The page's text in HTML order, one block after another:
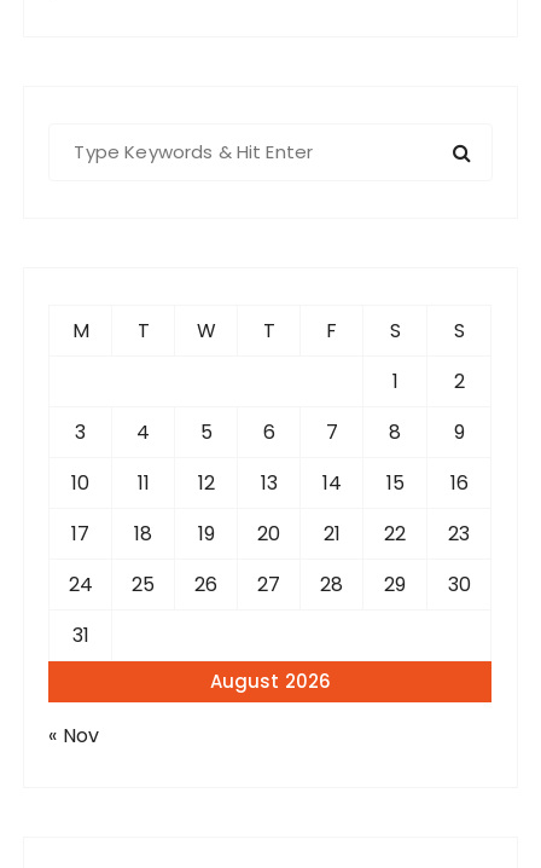
August 2026
M T W T F S
S
1
2
3
4 5 6 7 8
9
10
11 12 13 14 15
16
17
18 19 20 21 22
23
24
25 26 27 28 29
30
31
« Nov